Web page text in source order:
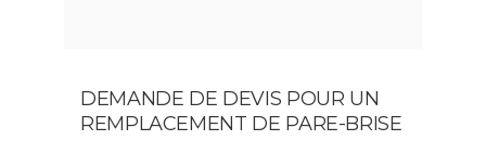
DEMANDE DE DEVIS POUR UN
REMPLACEMENT DE PARE-BRISE